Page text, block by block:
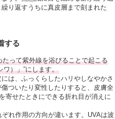
り返すうちに真皮層まで刻まれた
する
たって紫外線を浴びることで起こる
ワ）」”にします。
は、ふっくらしたハリやしなやかさ
ついたり変性したりすると、皮膚全
寄せたときにできる折れ目が消えに
れ作用の方向が違います。UVAは波